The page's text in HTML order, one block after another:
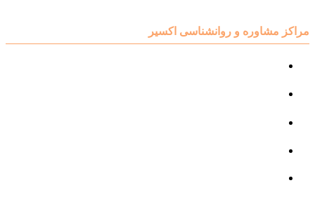
مراکز مشاوره و روانشناسی اکسیر